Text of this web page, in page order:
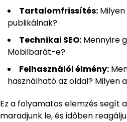
Tartalomfrissítés:
publikálnak?
Technikai SEO: Mennyire
Mobilbarát-e?
Felhasználói élmény:
használható az oldal? Milyen
Ez a folyamatos elemzés segít
maradjunk le, és időben